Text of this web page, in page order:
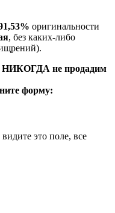
оригинальности
, без каких-либо
НИКОГДА не продадим
форму:
это поле, все